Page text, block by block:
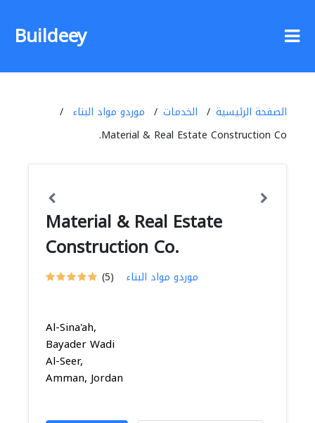
Buildeey
الصفحة الرئيسية الخدمات
موردو مواد البناء
Material & Real Estate Construction Co.
Material & Real Estate
Construction Co.
(5) موردو مواد البناء
Al-Sina'ah,
Bayader Wadi
Al-Seer,
Amman, Jordan